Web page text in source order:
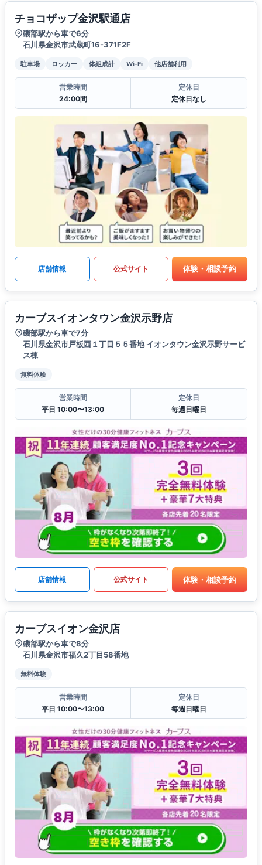
チョコザップ金沢駅通店
磯部駅から車で6分
石川県金沢市武蔵町16-371F2F
駐車場 ロッカー 体組成計 Wi-Fi 他店舗利用
営業時間
24:00間
定休日
定休日なし
店舗情報 公式サイト 体験・相談予約
カーブスイオンタウン金沢示野店
磯部駅から車で7分
石川県金沢市戸板西１丁目５５番地 イオンタウン金沢示野サービ
ス棟
無料体験
営業時間
平日 10:00〜13:00
定休日
毎週日曜日
店舗情報 公式サイト 体験・相談予約
カーブスイオン金沢店
磯部駅から車で8分
石川県金沢市福久2丁目58番地
無料体験
営業時間
平日 10:00〜13:00
定休日
毎週日曜日